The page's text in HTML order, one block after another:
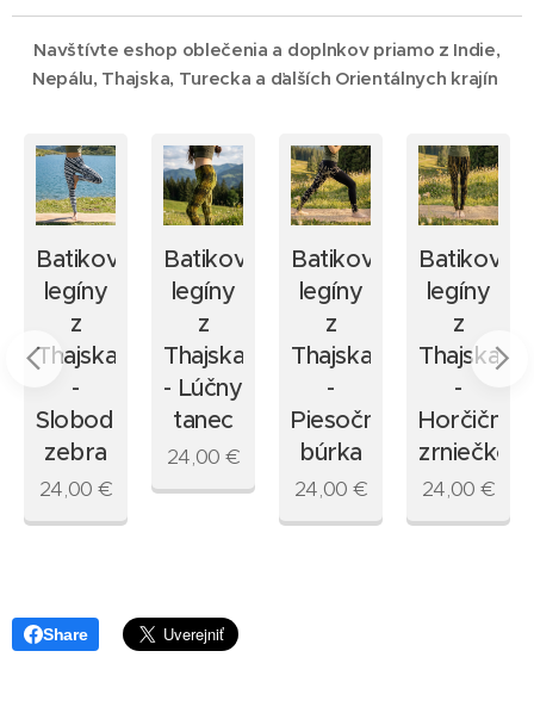
Navštívte eshop oblečenia a doplnkov priamo z Indie,
Nepálu, Thajska, Turecka a ďalších Orientálnych krajín
Batikované
legíny
z
Thajska
-
Slobodná
zebra
24,00 €
Batikované
legíny
z
Thajska
- Lúčny
tanec
24,00 €
Batikované
legíny
z
Thajska
-
Piesočná
búrka
24,00 €
legíny
z
Thajska
-
Horčičné
zrniečko
24,00 €
Share